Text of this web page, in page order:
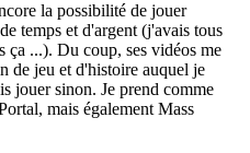
la possibilité de jouer
temps et d'argent (j'avais tous
ça ...). Du coup, ses vidéos me
de jeu et d'histoire auquel je
jouer sinon. Je prend comme
mais également Mass